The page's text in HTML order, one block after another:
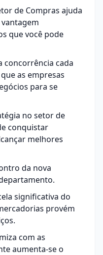
de Compras ajuda
que você pode
concorrência cada
as empresas
para se
no setor de
conquistar
melhores
da nova
significativa do
provém
com as
aumenta-se o